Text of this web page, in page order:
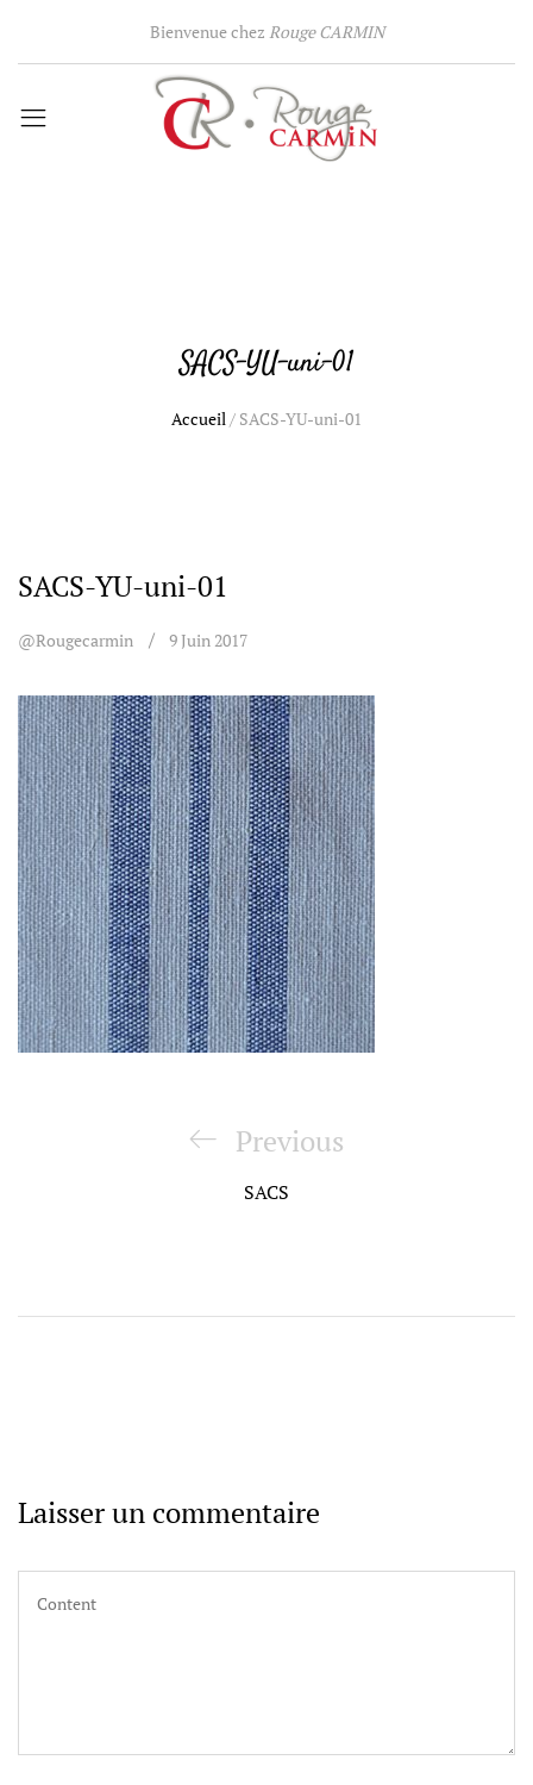
Bienvenue chez Rouge CARMIN
SACS-YU-uni-01
Accueil/ SACS-YU-uni-01
SACS-YU-uni-01
@rougecarmin 9 Juin 2017
Previous
Previous
SACS
Laisser un commentaire